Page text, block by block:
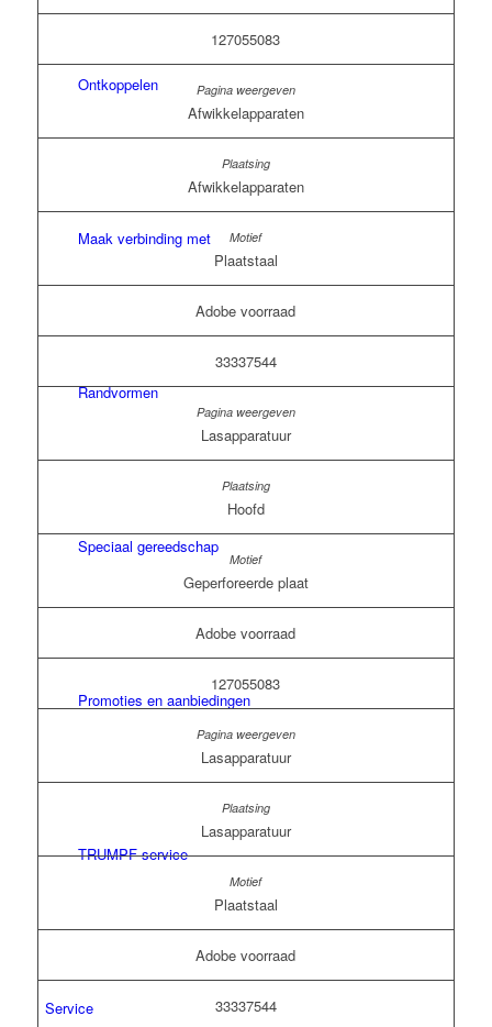
Ontkoppelen
Maak verbinding met
Randvormen
Speciaal gereedschap
Promoties en aanbiedingen
TRUMPF service
Service
127055083
Afwikkelapparaten
Afwikkelapparaten
Plaatstaal
Adobe voorraad
33337544
Lasapparatuur
Hoofd
Geperforeerde plaat
Adobe voorraad
127055083
Lasapparatuur
Lasapparatuur
Plaatstaal
Adobe voorraad
33337544